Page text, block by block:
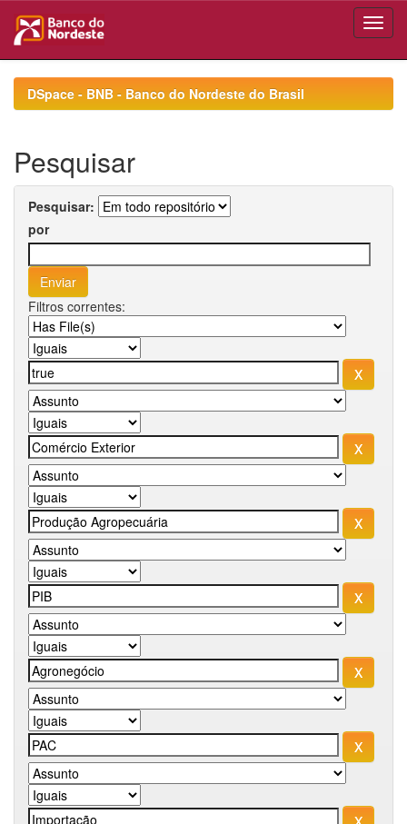
navigationDSpace - BNB - Banco do Nordeste do Brasil
Pesquisar
Pesquisar:
por
Filtros correntes: